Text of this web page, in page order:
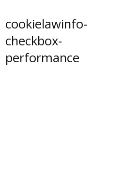
cookielawinfo-
checkbox-
performance